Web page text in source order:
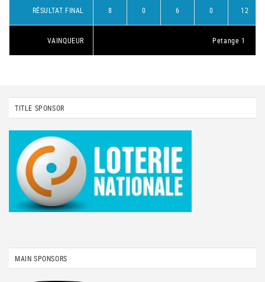
RÉSULTAT FINAL 8 0 6 0 12
VAINQUEUR Petange 1
TITLE SPONSOR
MAIN SPONSORS